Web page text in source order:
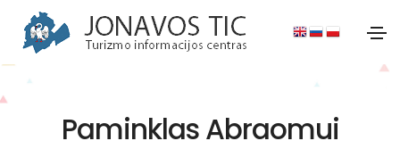
Paminklas Abraomui